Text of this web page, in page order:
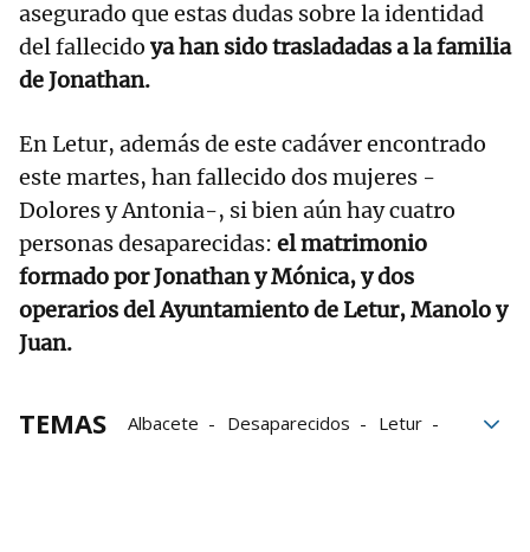
asegurado que estas dudas sobre la identidad
del fallecido ya han sido trasladadas a la familia
de Jonathan.
En Letur, además de este cadáver encontrado
este martes, han fallecido dos mujeres -
Dolores y Antonia-, si bien aún hay cuatro
personas desaparecidas: el matrimonio
formado por Jonathan y Mónica, y dos
operarios del Ayuntamiento de Letur, Manolo y
Juan.
TEMAS Albacete Desaparecidos
Letur